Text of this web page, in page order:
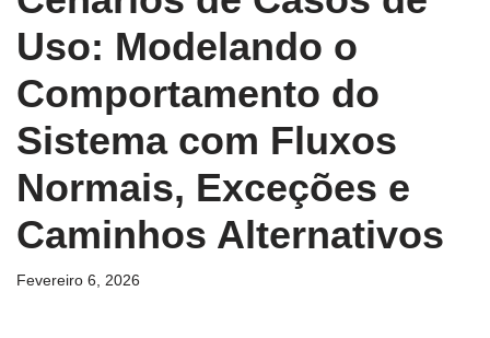
Uso: Modelando o
Comportamento do
Sistema com Fluxos
Normais, Exceções e
Caminhos Alternativos
Fevereiro 6, 2026